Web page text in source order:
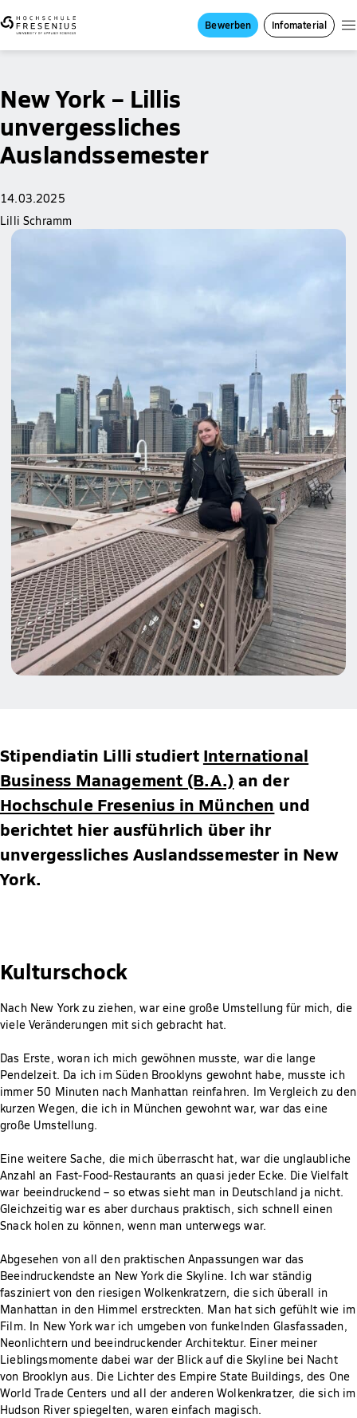
Bewerben Infomaterial
New York – Lillis
unvergessliches
Auslandssemester
14.03.2025
Lilli Schramm
Stipendiatin Lilli studiert International
Business Management (B.A.) an der
Hochschule Fresenius in München und
berichtet hier ausführlich über ihr
unvergessliches Auslandssemester in New
York.
Kulturschock
Nach New York zu ziehen, war eine große Umstellung für mich, die
viele Veränderungen mit sich gebracht hat.
Das Erste, woran ich mich gewöhnen musste, war die lange
Pendelzeit. Da ich im Süden Brooklyns gewohnt habe, musste ich
immer 50 Minuten nach Manhattan reinfahren. Im Vergleich zu den
kurzen Wegen, die ich in München gewohnt war, war das eine
große Umstellung.
Eine weitere Sache, die mich überrascht hat, war die unglaubliche
Anzahl an Fast-Food-Restaurants an quasi jeder Ecke. Die Vielfalt
war beeindruckend – so etwas sieht man in Deutschland ja nicht.
Gleichzeitig war es aber durchaus praktisch, sich schnell einen
Snack holen zu können, wenn man unterwegs war.
Abgesehen von all den praktischen Anpassungen war das
Beeindruckendste an New York die Skyline. Ich war ständig
fasziniert von den riesigen Wolkenkratzern, die sich überall in
Manhattan in den Himmel erstreckten. Man hat sich gefühlt wie im
Film. In New York war ich umgeben von funkelnden Glasfassaden,
Neonlichtern und beeindruckender Architektur. Einer meiner
Lieblingsmomente dabei war der Blick auf die Skyline bei Nacht
von Brooklyn aus. Die Lichter des Empire State Buildings, des One
World Trade Centers und all der anderen Wolkenkratzer, die sich im
Hudson River spiegelten, waren einfach magisch.